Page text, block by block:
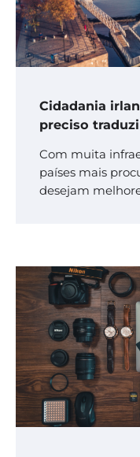
Cidadania
preciso
Com muita
países mais
desejam